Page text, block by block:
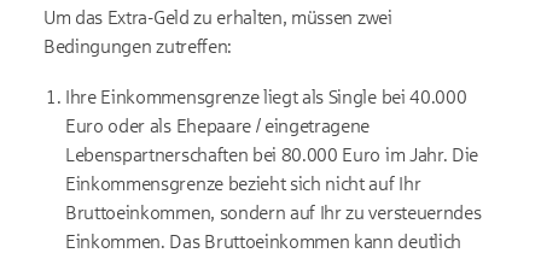
Um das Extra-Geld zu erhalten, müssen zwei
Bedingungen zutreffen:
Ihre Einkommensgrenze liegt als Single bei 40.000
Euro oder als Ehepaare / eingetragene
Lebenspartnerschaften bei 80.000 Euro im Jahr. Die
Einkommensgrenze bezieht sich nicht auf Ihr
Bruttoeinkommen, sondern auf Ihr zu versteuerndes
Einkommen. Das Bruttoeinkommen kann deutlich